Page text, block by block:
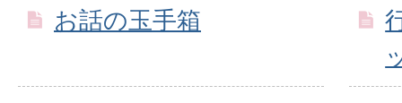
お話の玉手箱